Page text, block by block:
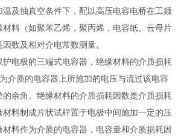
及抽真空条件下，配以高压电容电桥在工频
料（如聚苯乙烯，聚丙烯，电容纸、云母片
数及相对介电常数测量。
电极的三端式电容器，绝缘材料的介质损耗
介质的电容器上所施加的电压与流过该电容
余角。绝缘材料的介质损耗因数是介质损耗
料制成片状试样置于电极中间施加一定的压
料作为介质的电容器，电容量和介质损耗因